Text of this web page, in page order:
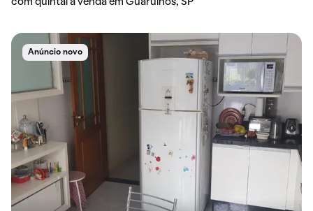
com quintal à venda em Guarulhos, SP
Anúncio novo